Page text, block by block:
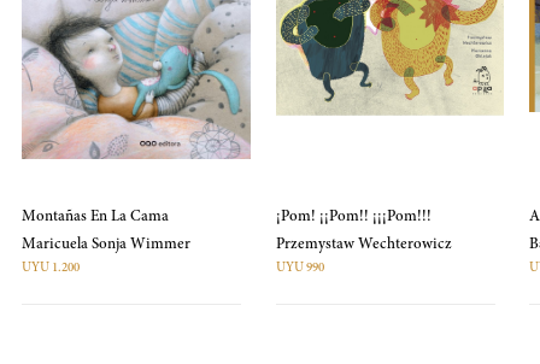
Montañas En La Cama
Maricuela Sonja Wimmer
UYU 1.200
¡Pom! ¡¡Pom!! ¡¡¡Pom!!!
Przemystaw Wechterowicz
UYU 990